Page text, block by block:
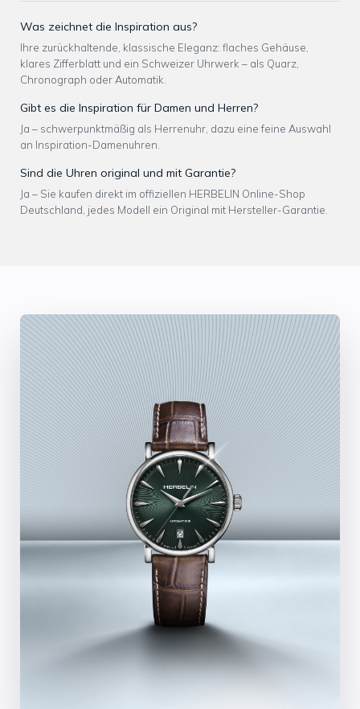
Was zeichnet die Inspiration aus?
Ihre zurückhaltende, klassische Eleganz: flaches Gehäuse,
klares Zifferblatt und ein Schweizer Uhrwerk – als Quarz,
Chronograph oder Automatik.
Gibt es die Inspiration für Damen und Herren?
Ja – schwerpunktmäßig als Herrenuhr, dazu eine feine Auswahl
an Inspiration-Damenuhren.
Sind die Uhren original und mit Garantie?
Ja – Sie kaufen direkt im offiziellen HERBELIN Online-Shop
Deutschland, jedes Modell ein Original mit Hersteller-Garantie.